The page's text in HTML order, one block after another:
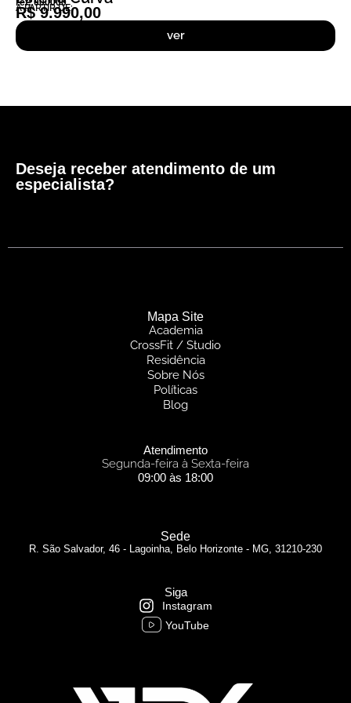
ref: 000000
Á PARTIR DE:
R$ 9.990,00
ver
Deseja receber atendimento de um
especialista?
Mapa Site
Academia
CrossFit / Studio
Residência
Sobre Nós
Políticas
Blog
Atendimento
Segunda-feira à Sexta-feira
09:00 às 18:00
Sede
R. São Salvador, 46 - Lagoinha, Belo Horizonte - MG, 31210-230
Siga
Instagram
YouTube